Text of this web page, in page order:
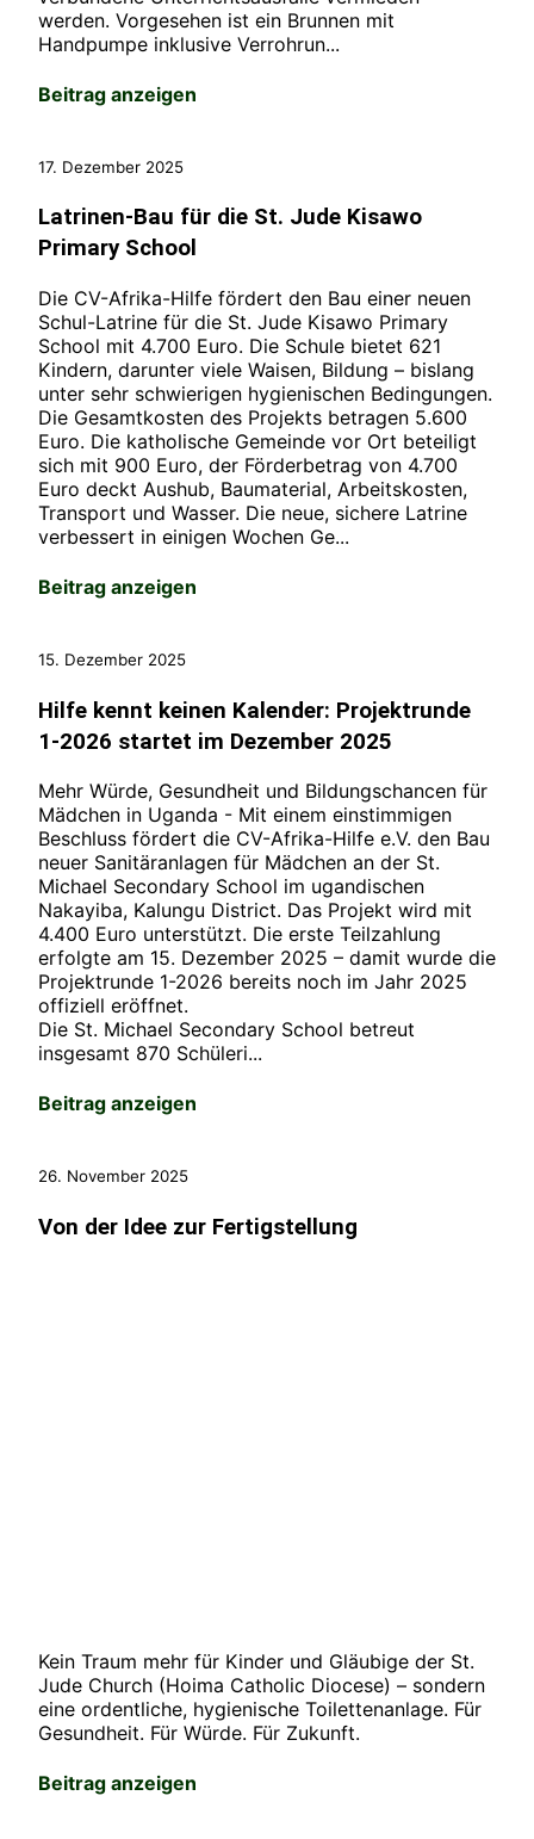
werden. Vorgesehen ist ein Brunnen mit
Handpumpe inklusive Verrohrun...
Beitrag anzeigen
17. Dezember 2025
Latrinen-Bau für die St. Jude Kisawo
Primary School
Die CV-Afrika-Hilfe fördert den Bau einer neuen
Schul-Latrine für die St. Jude Kisawo Primary
School mit 4.700 Euro. Die Schule bietet 621
Kindern, darunter viele Waisen, Bildung – bislang
unter sehr schwierigen hygienischen Bedingungen.
Die Gesamtkosten des Projekts betragen 5.600
Euro. Die katholische Gemeinde vor Ort beteiligt
sich mit 900 Euro, der Förderbetrag von 4.700
Euro deckt Aushub, Baumaterial, Arbeitskosten,
Transport und Wasser. Die neue, sichere Latrine
verbessert in einigen Wochen Ge...
Beitrag anzeigen
15. Dezember 2025
Hilfe kennt keinen Kalender: Projektrunde
1-2026 startet im Dezember 2025
Mehr Würde, Gesundheit und Bildungschancen für
Mädchen in Uganda - Mit einem einstimmigen
Beschluss fördert die CV-Afrika-Hilfe e.V. den Bau
neuer Sanitäranlagen für Mädchen an der St.
Michael Secondary School im ugandischen
Nakayiba, Kalungu District. Das Projekt wird mit
4.400 Euro unterstützt. Die erste Teilzahlung
erfolgte am 15. Dezember 2025 – damit wurde die
Projektrunde 1-2026 bereits noch im Jahr 2025
offiziell eröffnet.
Die St. Michael Secondary School betreut
insgesamt 870 Schüleri...
Beitrag anzeigen
26. November 2025
Von der Idee zur Fertigstellung
Kein Traum mehr für Kinder und Gläubige der St.
Jude Church (Hoima Catholic Diocese) – sondern
eine ordentliche, hygienische Toilettenanlage. Für
Gesundheit. Für Würde. Für Zukunft.
Beitrag anzeigen